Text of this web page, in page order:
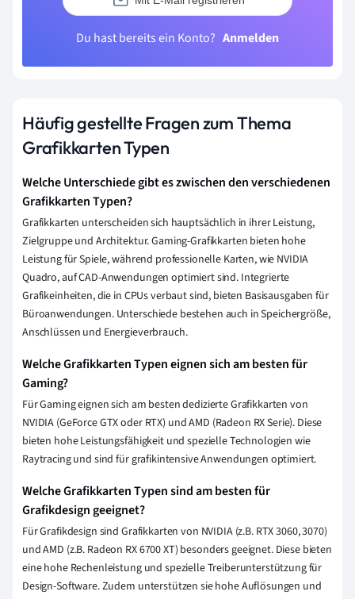
Du hast bereits ein Konto? Anmelden
Häufig gestellte Fragen zum Thema
Grafikkarten Typen
Welche Unterschiede gibt es zwischen den verschiedenen
Grafikkarten Typen?
Grafikkarten unterscheiden sich hauptsächlich in ihrer Leistung,
Zielgruppe und Architektur. Gaming-Grafikkarten bieten hohe
Leistung für Spiele, während professionelle Karten, wie NVIDIA
Quadro, auf CAD-Anwendungen optimiert sind. Integrierte
Grafikeinheiten, die in CPUs verbaut sind, bieten Basisausgaben für
Büroanwendungen. Unterschiede bestehen auch in Speichergröße,
Anschlüssen und Energieverbrauch.
Welche Grafikkarten Typen eignen sich am besten für
Gaming?
Für Gaming eignen sich am besten dedizierte Grafikkarten von
NVIDIA (GeForce GTX oder RTX) und AMD (Radeon RX Serie). Diese
bieten hohe Leistungsfähigkeit und spezielle Technologien wie
Raytracing und sind für grafikintensive Anwendungen optimiert.
Welche Grafikkarten Typen sind am besten für
Grafikdesign geeignet?
Für Grafikdesign sind Grafikkarten von NVIDIA (z.B. RTX 3060, 3070)
und AMD (z.B. Radeon RX 6700 XT) besonders geeignet. Diese bieten
eine hohe Rechenleistung und spezielle Treiberunterstützung für
Design-Software. Zudem unterstützen sie hohe Auflösungen und